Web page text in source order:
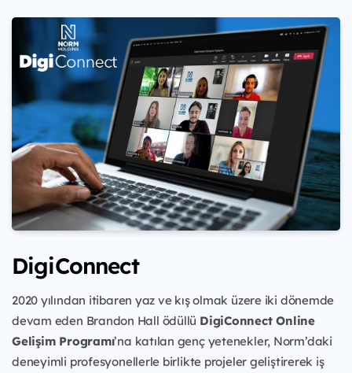
DigiConnect
2020 yılından itibaren yaz ve kış olmak üzere iki dönemde
devam eden Brandon Hall ödüllü DigiConnect Online
Gelişim Programı’na katılan genç yetenekler, Norm’daki
deneyimli profesyonellerle birlikte projeler geliştirerek iş